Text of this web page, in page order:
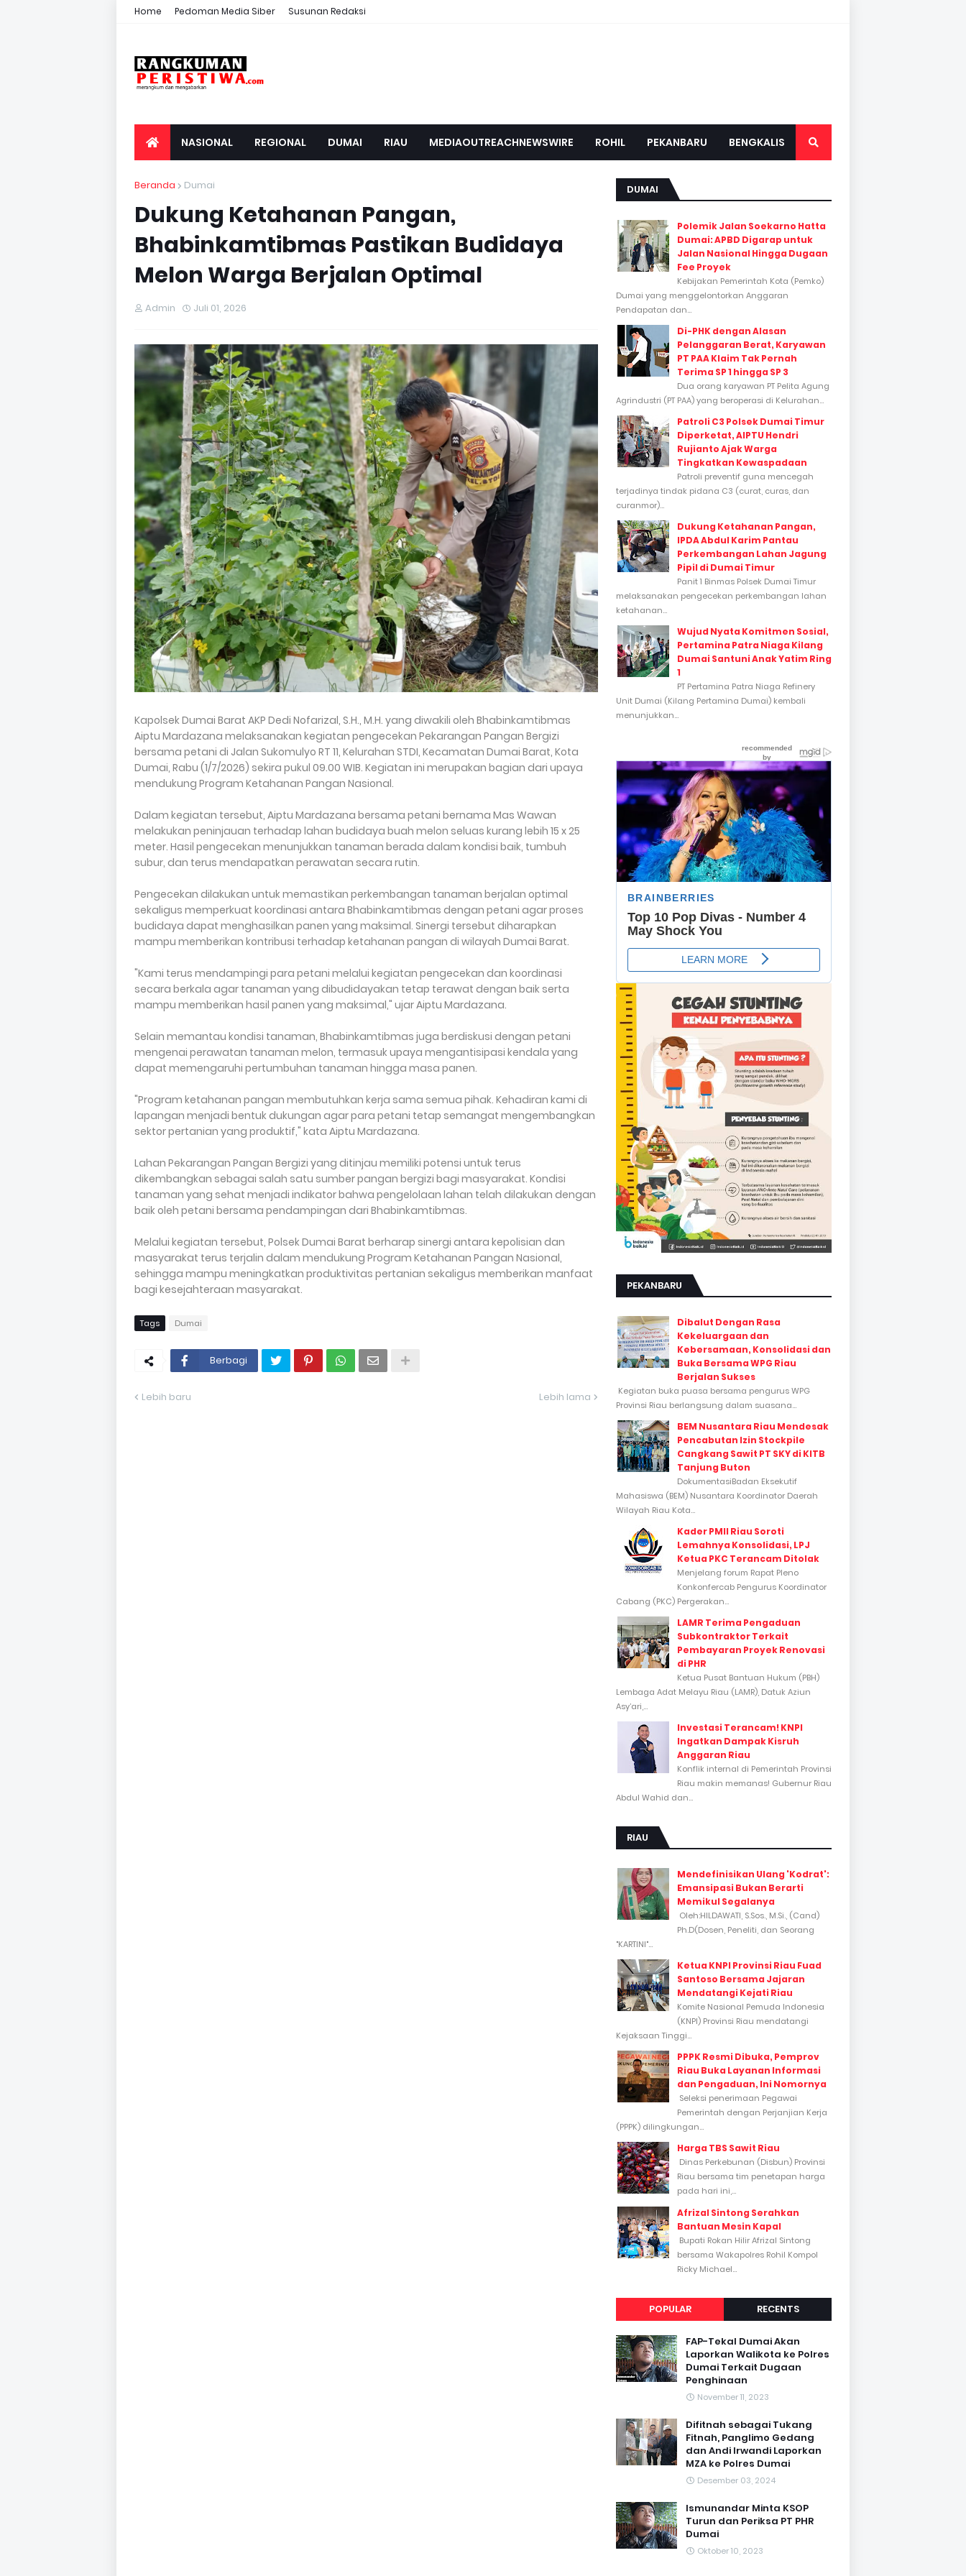
Home Pedoman Media Siber Susunan Redaksi
NASIONAL REGIONAL DUMAI RIAU MEDIAOUTREACHNEWSWIRE ROHIL PEKANBARU BENGKALIS
Beranda Dumai
Dukung Ketahanan Pangan,
Bhabinkamtibmas Pastikan Budidaya
Melon Warga Berjalan Optimal
Admin Juli 01, 2026
Kapolsek Dumai Barat AKP Dedi Nofarizal, S.H., M.H. yang diwakili oleh Bhabinkamtibmas
Aiptu Mardazana melaksanakan kegiatan pengecekan Pekarangan Pangan Bergizi
bersama petani di Jalan Sukomulyo RT 11, Kelurahan STDI, Kecamatan Dumai Barat, Kota
Dumai, Rabu (1/7/2026) sekira pukul 09.00 WIB. Kegiatan ini merupakan bagian dari upaya
mendukung Program Ketahanan Pangan Nasional.
Dalam kegiatan tersebut, Aiptu Mardazana bersama petani bernama Mas Wawan
melakukan peninjauan terhadap lahan budidaya buah melon seluas kurang lebih 15 x 25
meter. Hasil pengecekan menunjukkan tanaman berada dalam kondisi baik, tumbuh
subur, dan terus mendapatkan perawatan secara rutin.
Pengecekan dilakukan untuk memastikan perkembangan tanaman berjalan optimal
sekaligus memperkuat koordinasi antara Bhabinkamtibmas dengan petani agar proses
budidaya dapat menghasilkan panen yang maksimal. Sinergi tersebut diharapkan
mampu memberikan kontribusi terhadap ketahanan pangan di wilayah Dumai Barat.
"Kami terus mendampingi para petani melalui kegiatan pengecekan dan koordinasi
secara berkala agar tanaman yang dibudidayakan tetap terawat dengan baik serta
mampu memberikan hasil panen yang maksimal," ujar Aiptu Mardazana.
Selain memantau kondisi tanaman, Bhabinkamtibmas juga berdiskusi dengan petani
mengenai perawatan tanaman melon, termasuk upaya mengantisipasi kendala yang
dapat memengaruhi pertumbuhan tanaman hingga masa panen.
"Program ketahanan pangan membutuhkan kerja sama semua pihak. Kehadiran kami di
lapangan menjadi bentuk dukungan agar para petani tetap semangat mengembangkan
sektor pertanian yang produktif," kata Aiptu Mardazana.
Lahan Pekarangan Pangan Bergizi yang ditinjau memiliki potensi untuk terus
dikembangkan sebagai salah satu sumber pangan bergizi bagi masyarakat. Kondisi
tanaman yang sehat menjadi indikator bahwa pengelolaan lahan telah dilakukan dengan
baik oleh petani bersama pendampingan dari Bhabinkamtibmas.
Melalui kegiatan tersebut, Polsek Dumai Barat berharap sinergi antara kepolisian dan
masyarakat terus terjalin dalam mendukung Program Ketahanan Pangan Nasional,
sehingga mampu meningkatkan produktivitas pertanian sekaligus memberikan manfaat
bagi kesejahteraan masyarakat.
Tags Dumai
Berbagi
Lebih baru Lebih lama
DUMAI
Polemik Jalan Soekarno Hatta
Dumai: APBD Digarap untuk
Jalan Nasional Hingga Dugaan
Fee Proyek
Kebijakan Pemerintah Kota (Pemko)
Dumai yang menggelontorkan Anggaran
Pendapatan dan...
Di-PHK dengan Alasan
Pelanggaran Berat, Karyawan
PT PAA Klaim Tak Pernah
Terima SP 1 hingga SP 3
Dua orang karyawan PT Pelita Agung
Agrindustri (PT PAA) yang beroperasi di Kelurahan...
Patroli C3 Polsek Dumai Timur
Diperketat, AIPTU Hendri
Rujianto Ajak Warga
Tingkatkan Kewaspadaan
Patroli preventif guna mencegah
terjadinya tindak pidana C3 (curat, curas, dan
curanmor)...
Dukung Ketahanan Pangan,
IPDA Abdul Karim Pantau
Perkembangan Lahan Jagung
Pipil di Dumai Timur
Panit 1 Binmas Polsek Dumai Timur
melaksanakan pengecekan perkembangan lahan
ketahanan...
Wujud Nyata Komitmen Sosial,
Pertamina Patra Niaga Kilang
Dumai Santuni Anak Yatim Ring
1
PT Pertamina Patra Niaga Refinery
Unit Dumai (Kilang Pertamina Dumai) kembali
menunjukkan...
PEKANBARU
Dibalut Dengan Rasa
Kekeluargaan dan
Kebersamaan, Konsolidasi dan
Buka Bersama WPG Riau
Berjalan Sukses
Kegiatan buka puasa bersama pengurus WPG
Provinsi Riau berlangsung dalam suasana...
BEM Nusantara Riau Mendesak
Pencabutan Izin Stockpile
Cangkang Sawit PT SKY di KITB
Tanjung Buton
DokumentasiBadan Eksekutif
Mahasiswa (BEM) Nusantara Koordinator Daerah
Wilayah Riau Kota...
Kader PMII Riau Soroti
Lemahnya Konsolidasi, LPJ
Ketua PKC Terancam Ditolak
Menjelang forum Rapat Pleno
Konkonfercab Pengurus Koordinator
Cabang (PKC) Pergerakan...
LAMR Terima Pengaduan
Subkontraktor Terkait
Pembayaran Proyek Renovasi
di PHR
Ketua Pusat Bantuan Hukum (PBH)
Lembaga Adat Melayu Riau (LAMR), Datuk Aziun
Asy’ari,...
Investasi Terancam! KNPI
Ingatkan Dampak Kisruh
Anggaran Riau
Konflik internal di Pemerintah Provinsi
Riau makin memanas! Gubernur Riau
Abdul Wahid dan...
RIAU
Mendefinisikan Ulang 'Kodrat':
Emansipasi Bukan Berarti
Memikul Segalanya
Oleh:HILDAWATI, S.Sos., M.Si., (Cand)
Ph.D(Dosen, Peneliti, dan Seorang
"KARTINI"...
Ketua KNPI Provinsi Riau Fuad
Santoso Bersama Jajaran
Mendatangi Kejati Riau
Komite Nasional Pemuda Indonesia
(KNPI) Provinsi Riau mendatangi
Kejaksaan Tinggi...
PPPK Resmi Dibuka, Pemprov
Riau Buka Layanan Informasi
dan Pengaduan, Ini Nomornya
Seleksi penerimaan Pegawai
Pemerintah dengan Perjanjian Kerja
(PPPK) dilingkungan...
Harga TBS Sawit Riau
Dinas Perkebunan (Disbun) Provinsi
Riau bersama tim penetapan harga
pada hari ini,...
Afrizal Sintong Serahkan
Bantuan Mesin Kapal
Bupati Rokan Hilir Afrizal Sintong
bersama Wakapolres Rohil Kompol
Ricky Michael...
POPULAR RECENTS
FAP-Tekal Dumai Akan
Laporkan Walikota ke Polres
Dumai Terkait Dugaan
Penghinaan
November 11, 2023
Difitnah sebagai Tukang
Fitnah, Panglimo Gedang
dan Andi Irwandi Laporkan
MZA ke Polres Dumai
Desember 03, 2024
Ismunandar Minta KSOP
Turun dan Periksa PT PHR
Dumai
Oktober 10, 2023